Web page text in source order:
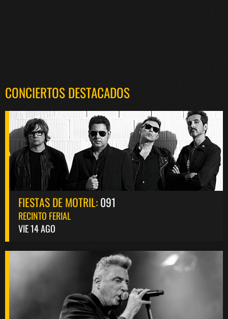
CONCIERTOS DESTACADOS
FIESTAS DE MOTRIL:091
RECINTO FERIAL
VIE 14 AGO